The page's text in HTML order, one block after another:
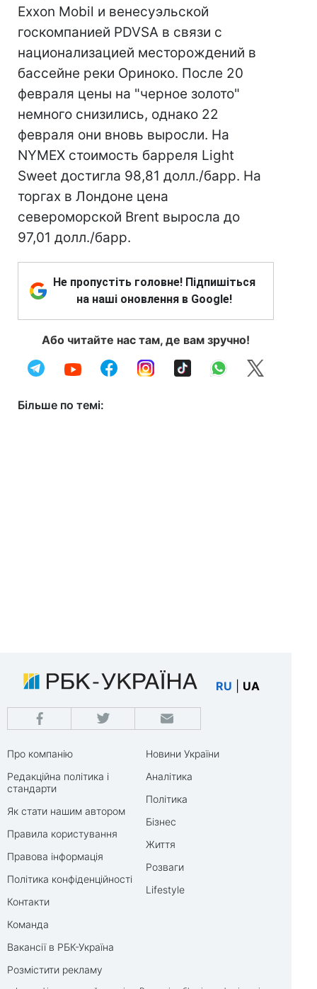
Exxon Mobil и венесуэльской
госкомпанией PDVSA в связи с
национализацией месторождений в
бассейне реки Ориноко. После 20
февраля цены на "черное золото"
немного снизились, однако 22
февраля они вновь выросли. На
NYMEX стоимость барреля Light
Sweet достигла 98,81 долл./барр. На
торгах в Лондоне цена
североморской Brent выросла до
97,01 долл./барр.
Не пропустіть головне! Підпишіться
на наші оновлення в Google!
Або читайте нас там, де вам зручно!
Більше по темі:
RU UA
Про компанію
Редакційна політика і
стандарти
Як стати нашим автором
Правила користування
Правова інформація
Політика конфіденційності
Контакти
Команда
Вакансії в РБК-Україна
Розмістити рекламу
Новини України
Аналітика
Політика
Бізнес
Життя
Розваги
Lifestyle